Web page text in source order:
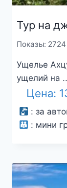
Тур на
Показы:
Ущелье
ущелий на
Цена:
: за
: мини